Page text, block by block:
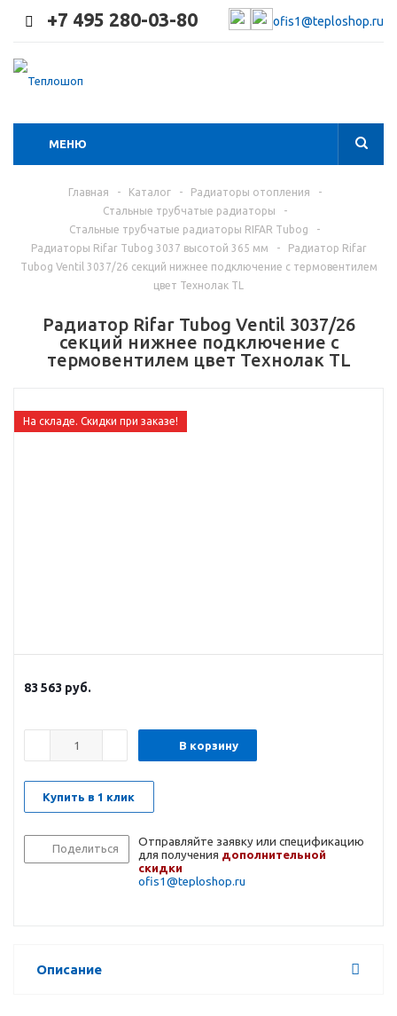
+7 495 280-03-80 ofis1@teploshop.ru
МЕНЮ
Главная - Каталог - Радиаторы отопления
-
Стальные трубчатые радиаторы
-
Стальные трубчатые радиаторы RIFAR Tubog
-
Радиаторы Rifar Tubog 3037 высотой 365 мм
-
Радиатор Rifar
Tubog Ventil 3037/26 секций нижнее подключение с термовентилем
цвет Технолак TL
Радиатор Rifar Tubog Ventil 3037/26
секций нижнее подключение с
термовентилем цвет Технолак TL
На складе. Скидки при заказе!
83 563 руб.
В корзину
Купить в 1 клик
Поделиться
Отправляйте заявку или спецификацию
для получения дополнительной
скидки
ofis1@teploshop.ru
Описание